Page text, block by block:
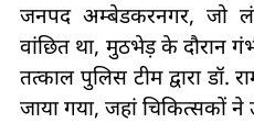
जनपद अम्बेडकरनगर,
वांछित था, मुठभेड़ के दौरान
तत्काल पुलिस टीम द्वारा डॉ.
जाया गया, जहां चिकित्सकों ने